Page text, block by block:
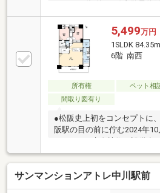
にお問い合わせ下さい！
5,499万円
1SLDK 84.35m
6階 南西
所有権 ペット相
間取り図有り
●松阪史上初をコンセプトに
阪駅の目の前に佇む2024年
ションです！ ～24時間コー
活～大切なペットと一緒に暮
約あり)お気軽にお問い合わせ
金：月額300円※家具・家電
サンマンションアトレ中川駅前